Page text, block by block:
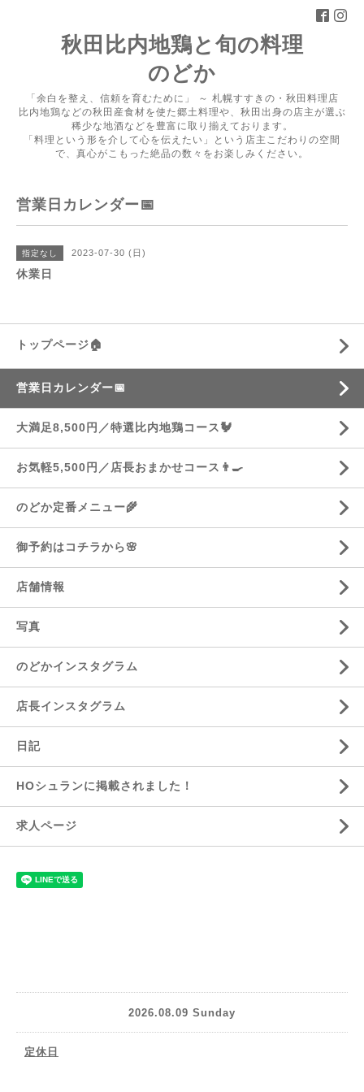
秋田比内地鶏と旬の料理
のどか
「余白を整え、信頼を育むために」 ～ 札幌すすきの・秋田料理店
比内地鶏などの秋田産食材を使た郷土料理や、秋田出身の店主が選ぶ
稀少な地酒などを豊富に取り揃えております。
「料理という形を介して心を伝えたい」という店主こだわりの空間
で、真心がこもった絶品の数々をお楽しみください。
営業日カレンダー📅
指定なし 2023-07-30 (日)
休業日
トップページ🏠
営業日カレンダー📅
大満足8,500円／特選比内地鶏コース🐓
お気軽5,500円／店長おまかせコース👨‍🍳
のどか定番メニュー🌾
御予約はコチラから🌸
店舗情報
写真
のどかインスタグラム
店長インスタグラム
日記
HOシュランに掲載されました！
求人ページ
2026.08.09 Sunday
定休日